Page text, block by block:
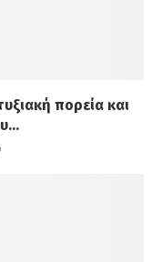
πορεία και